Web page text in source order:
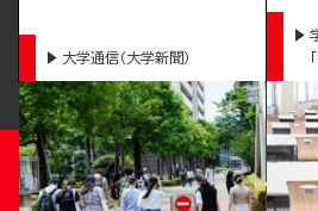
大学通信（大学新聞）
TOKUSHIMA BUNRI